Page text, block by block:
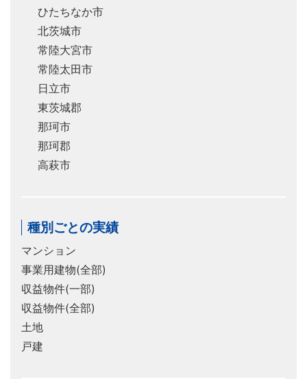
ひたちなか市
北茨城市
常陸大宮市
常陸太田市
日立市
東茨城郡
那珂市
那珂郡
高萩市
種別ごとの実績
マンション
事業用建物(全部)
収益物件(一部)
収益物件(全部)
土地
戸建